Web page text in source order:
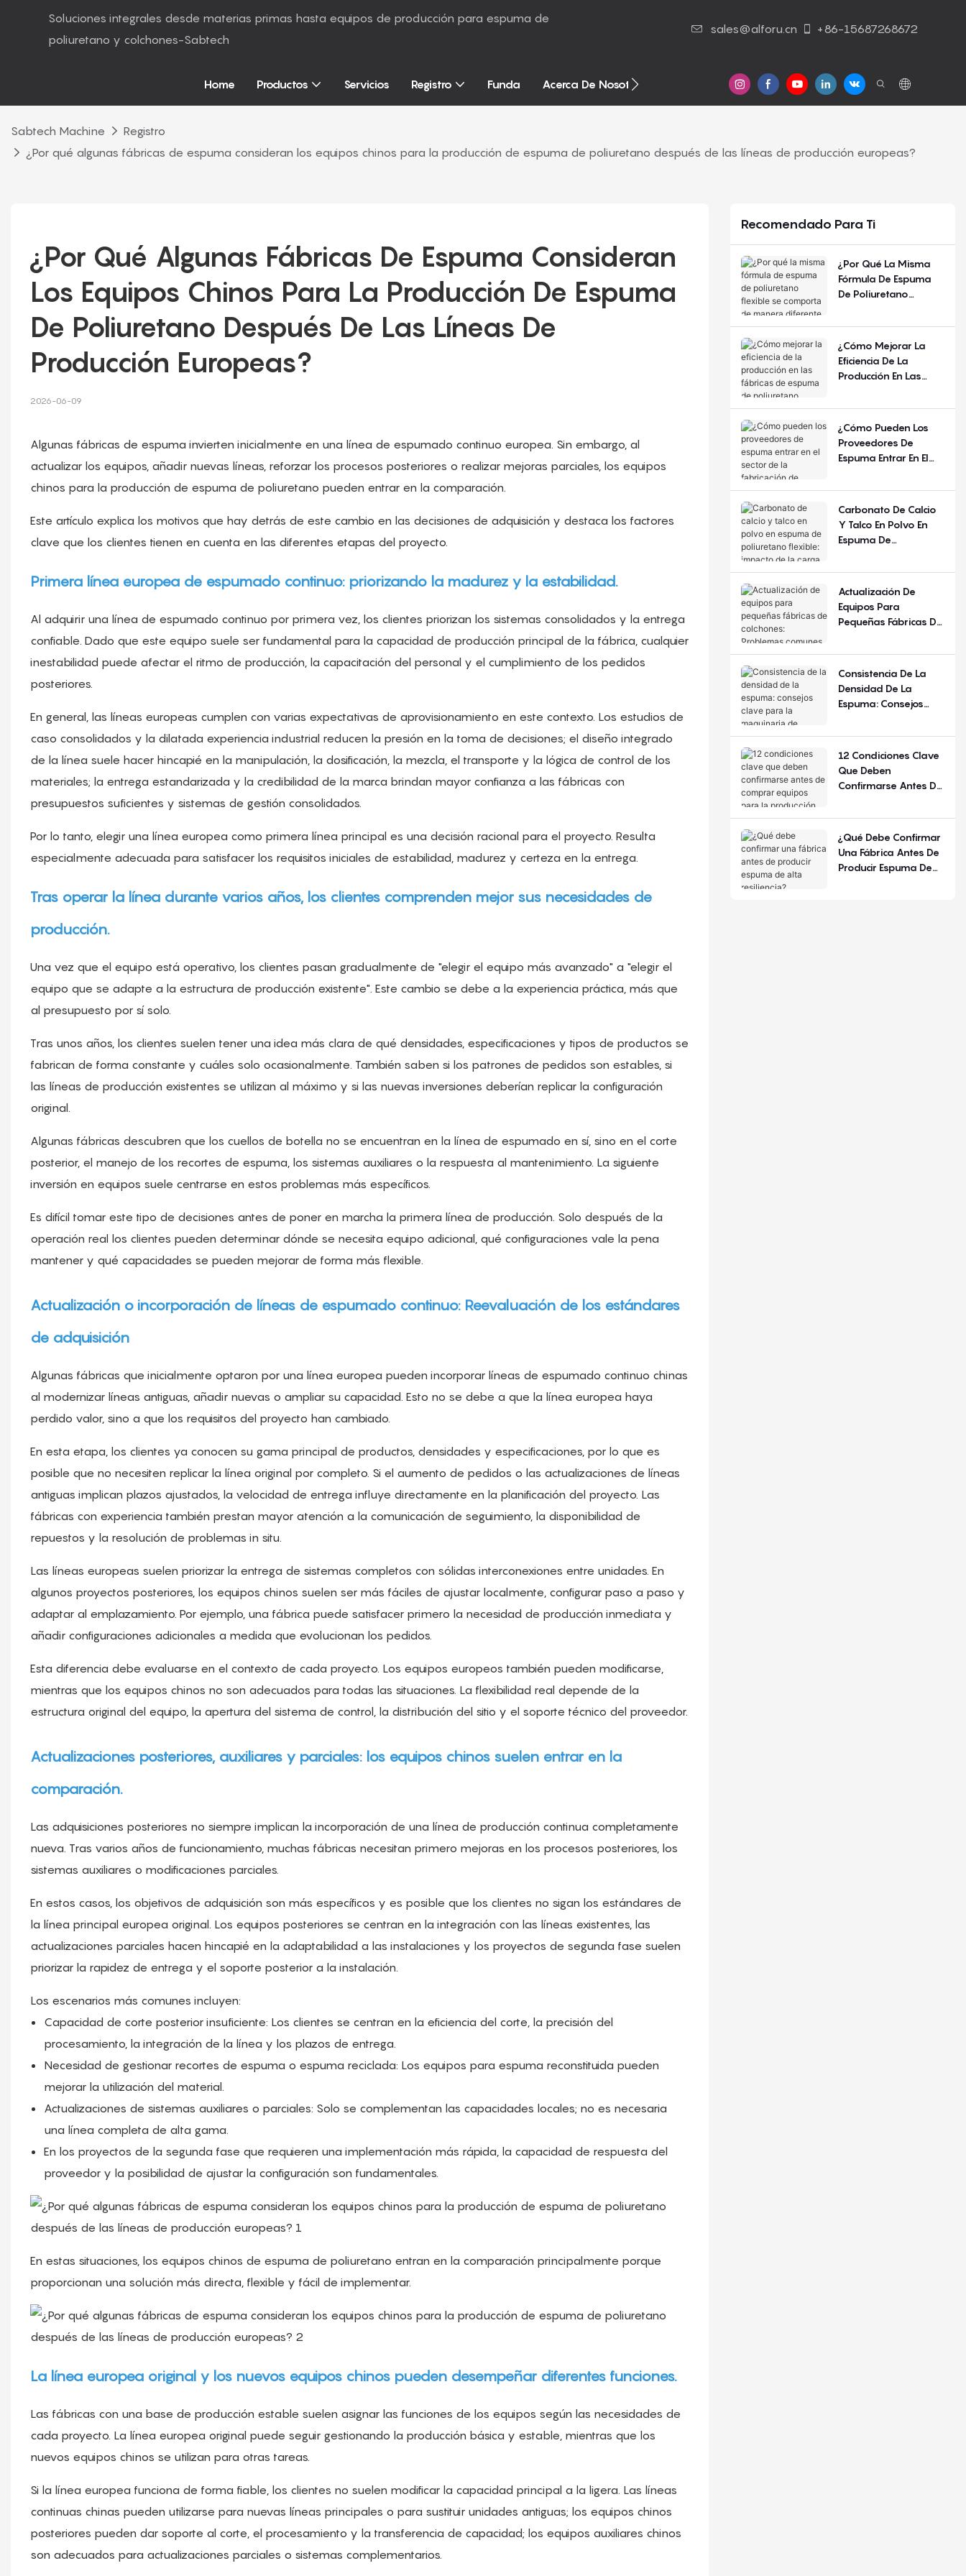
Soluciones integrales desde materias primas hasta equipos de producción para espuma de
poliuretano y colchones-Sabtech
sales@alforu.cn +86-15687268672
Home Productos Servicios Registro Funda Acerca De Nosotros Contáctenos
Sabtech Machine
Registro
¿Por qué algunas fábricas de espuma consideran los equipos chinos para la producción de espuma de poliuretano después de las líneas de producción europeas?
¿Por Qué Algunas Fábricas De Espuma Consideran
Los Equipos Chinos Para La Producción De Espuma
De Poliuretano Después De Las Líneas De
Producción Europeas?
2026-06-09
Algunas fábricas de espuma invierten inicialmente en una línea de espumado continuo europea. Sin embargo, al
actualizar los equipos, añadir nuevas líneas, reforzar los procesos posteriores o realizar mejoras parciales, los equipos
chinos para la producción de espuma de poliuretano pueden entrar en la comparación.
Este artículo explica los motivos que hay detrás de este cambio en las decisiones de adquisición y destaca los factores
clave que los clientes tienen en cuenta en las diferentes etapas del proyecto.
Primera línea europea de espumado continuo: priorizando la madurez y la estabilidad.
Al adquirir una línea de espumado continuo por primera vez, los clientes priorizan los sistemas consolidados y la entrega
confiable. Dado que este equipo suele ser fundamental para la capacidad de producción principal de la fábrica, cualquier
inestabilidad puede afectar el ritmo de producción, la capacitación del personal y el cumplimiento de los pedidos
posteriores.
En general, las líneas europeas cumplen con varias expectativas de aprovisionamiento en este contexto. Los estudios de
caso consolidados y la dilatada experiencia industrial reducen la presión en la toma de decisiones; el diseño integrado
de la línea suele hacer hincapié en la manipulación, la dosificación, la mezcla, el transporte y la lógica de control de los
materiales; la entrega estandarizada y la credibilidad de la marca brindan mayor confianza a las fábricas con
presupuestos suficientes y sistemas de gestión consolidados.
Por lo tanto, elegir una línea europea como primera línea principal es una decisión racional para el proyecto. Resulta
especialmente adecuada para satisfacer los requisitos iniciales de estabilidad, madurez y certeza en la entrega.
Tras operar la línea durante varios años, los clientes comprenden mejor sus necesidades de
producción.
Una vez que el equipo está operativo, los clientes pasan gradualmente de "elegir el equipo más avanzado" a "elegir el
equipo que se adapte a la estructura de producción existente". Este cambio se debe a la experiencia práctica, más que
al presupuesto por sí solo.
Tras unos años, los clientes suelen tener una idea más clara de qué densidades, especificaciones y tipos de productos se
fabrican de forma constante y cuáles solo ocasionalmente. También saben si los patrones de pedidos son estables, si
las líneas de producción existentes se utilizan al máximo y si las nuevas inversiones deberían replicar la configuración
original.
Algunas fábricas descubren que los cuellos de botella no se encuentran en la línea de espumado en sí, sino en el corte
posterior, el manejo de los recortes de espuma, los sistemas auxiliares o la respuesta al mantenimiento. La siguiente
inversión en equipos suele centrarse en estos problemas más específicos.
Es difícil tomar este tipo de decisiones antes de poner en marcha la primera línea de producción. Solo después de la
operación real los clientes pueden determinar dónde se necesita equipo adicional, qué configuraciones vale la pena
mantener y qué capacidades se pueden mejorar de forma más flexible.
Actualización o incorporación de líneas de espumado continuo: Reevaluación de los estándares
de adquisición
Algunas fábricas que inicialmente optaron por una línea europea pueden incorporar líneas de espumado continuo chinas
al modernizar líneas antiguas, añadir nuevas o ampliar su capacidad. Esto no se debe a que la línea europea haya
perdido valor, sino a que los requisitos del proyecto han cambiado.
En esta etapa, los clientes ya conocen su gama principal de productos, densidades y especificaciones, por lo que es
posible que no necesiten replicar la línea original por completo. Si el aumento de pedidos o las actualizaciones de líneas
antiguas implican plazos ajustados, la velocidad de entrega influye directamente en la planificación del proyecto. Las
fábricas con experiencia también prestan mayor atención a la comunicación de seguimiento, la disponibilidad de
repuestos y la resolución de problemas in situ.
Las líneas europeas suelen priorizar la entrega de sistemas completos con sólidas interconexiones entre unidades. En
algunos proyectos posteriores, los equipos chinos suelen ser más fáciles de ajustar localmente, configurar paso a paso y
adaptar al emplazamiento. Por ejemplo, una fábrica puede satisfacer primero la necesidad de producción inmediata y
añadir configuraciones adicionales a medida que evolucionan los pedidos.
Esta diferencia debe evaluarse en el contexto de cada proyecto. Los equipos europeos también pueden modificarse,
mientras que los equipos chinos no son adecuados para todas las situaciones. La flexibilidad real depende de la
estructura original del equipo, la apertura del sistema de control, la distribución del sitio y el soporte técnico del proveedor.
Actualizaciones posteriores, auxiliares y parciales: los equipos chinos suelen entrar en la
comparación.
Las adquisiciones posteriores no siempre implican la incorporación de una línea de producción continua completamente
nueva. Tras varios años de funcionamiento, muchas fábricas necesitan primero mejoras en los procesos posteriores, los
sistemas auxiliares o modificaciones parciales.
En estos casos, los objetivos de adquisición son más específicos y es posible que los clientes no sigan los estándares de
la línea principal europea original. Los equipos posteriores se centran en la integración con las líneas existentes, las
actualizaciones parciales hacen hincapié en la adaptabilidad a las instalaciones y los proyectos de segunda fase suelen
priorizar la rapidez de entrega y el soporte posterior a la instalación.
Los escenarios más comunes incluyen:
Capacidad de corte posterior insuficiente: Los clientes se centran en la eficiencia del corte, la precisión del
procesamiento, la integración de la línea y los plazos de entrega.
Necesidad de gestionar recortes de espuma o espuma reciclada: Los equipos para espuma reconstituida pueden
mejorar la utilización del material.
Actualizaciones de sistemas auxiliares o parciales: Solo se complementan las capacidades locales; no es necesaria
una línea completa de alta gama.
En los proyectos de la segunda fase que requieren una implementación más rápida, la capacidad de respuesta del
proveedor y la posibilidad de ajustar la configuración son fundamentales.
En estas situaciones, los equipos chinos de espuma de poliuretano entran en la comparación principalmente porque
proporcionan una solución más directa, flexible y fácil de implementar.
La línea europea original y los nuevos equipos chinos pueden desempeñar diferentes funciones.
Las fábricas con una base de producción estable suelen asignar las funciones de los equipos según las necesidades de
cada proyecto. La línea europea original puede seguir gestionando la producción básica y estable, mientras que los
nuevos equipos chinos se utilizan para otras tareas.
Si la línea europea funciona de forma fiable, los clientes no suelen modificar la capacidad principal a la ligera. Las líneas
continuas chinas pueden utilizarse para nuevas líneas principales o para sustituir unidades antiguas; los equipos chinos
posteriores pueden dar soporte al corte, el procesamiento y la transferencia de capacidad; los equipos auxiliares chinos
son adecuados para actualizaciones parciales o sistemas complementarios.
Recomendado Para Ti
¿Por Qué La Misma
Fórmula De Espuma
De Poliuretano
De Manera Diferente
Año Y La Región?
¿Cómo Mejorar La
Eficiencia De La
Producción En Las
De Poliuretano
¿Cómo Pueden Los
Proveedores De
Espuma Entrar En El
Fabricación De
Carbonato De Calcio
Y Talco En Polvo En
Espuma De
Impacto De La Carga
Actualización De
Equipos Para
Pequeñas Fábricas De
Comunes Y Criterios
Consistencia De La
Densidad De La
Espuma: Consejos
Maquinaria De
12 Condiciones Clave
Que Deben
Confirmarse Antes De
Para La Producción De
¿Qué Debe Confirmar
Una Fábrica Antes De
Producir Espuma De